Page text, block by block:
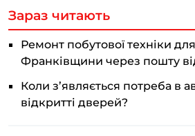
Зараз читають
Ремонт побутової техніки
Франківщини через пошту
Коли з’являється потреба в
відкритті дверей?